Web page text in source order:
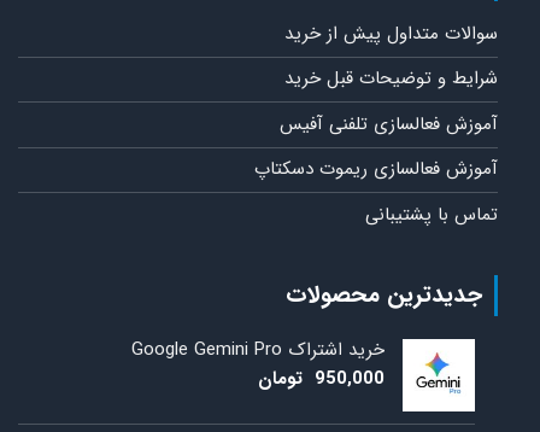
سوالات متداول پیش از خرید
شرایط و توضیحات قبل خرید
آموزش فعالسازی تلفنی آفیس
آموزش فعالسازی ریموت دسکتاپ
تماس با پشتیبانی
جدیدترین محصولات
خرید اشتراک Google Gemini Pro
950,000 تومان